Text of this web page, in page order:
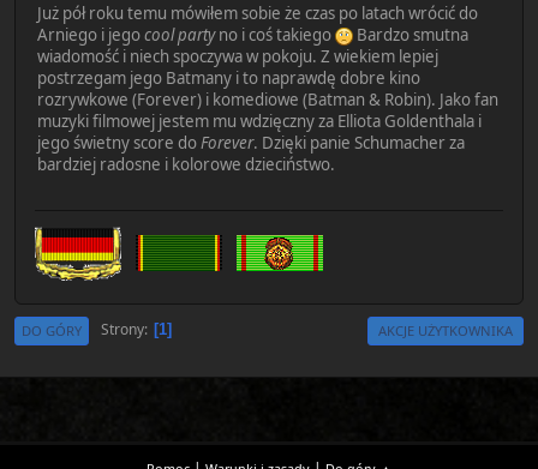
Już pół roku temu mówiłem sobie że czas po latach wrócić do
Arniego i jegocool partyno i coś takiego
Bardzo smutna
wiadomość i niech spoczywa w pokoju. Z wiekiem lepiej
postrzegam jego Batmany i to naprawdę dobre kino
rozrywkowe (Forever) i komediowe (Batman & Robin). Jako fan
muzyki filmowej jestem mu wdzięczny za Elliota Goldenthala i
jego świetny score do Forever. Dzięki panie Schumacher za
bardziej radosne i kolorowe dzieciństwo.
DO GÓRY Strony 1 AKCJE UŻYTKOWNIKA